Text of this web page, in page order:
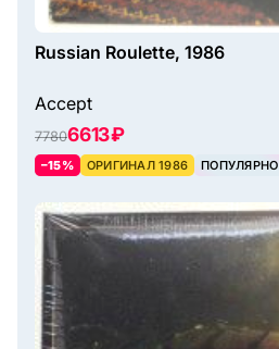
Russian Roulette, 1986
Accept
77806613 ₽
–15% ОРИГИНАЛ 1986 ПОПУЛЯРНО